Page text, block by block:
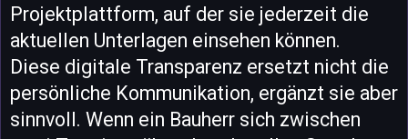
Projektplattform, auf der sie jederzeit die
aktuellen Unterlagen einsehen können.
Diese digitale Transparenz ersetzt nicht die
persönliche Kommunikation, ergänzt sie aber
sinnvoll. Wenn ein Bauherr sich zwischen